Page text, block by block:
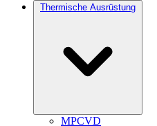
Thermische Ausrüstung
MPCVD